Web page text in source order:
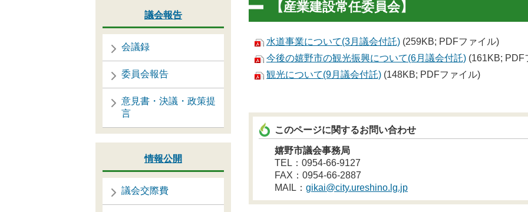
議会報告
会議録
委員会報告
意見書・決議・政策提
言
情報公開
議会交際費
【産業建設常任委員会】
水道事業について(3月議会付託) (259KB; PDFファイル)
今後の嬉野市の観光振興について(6月議会付託) (161KB; PDF
観光について(9月議会付託) (148KB; PDFファイル)
このページに関するお問い合わせ
嬉野市議会事務局
TEL：0954-66-9127
FAX：0954-66-2887
MAIL： gikai@city.ureshino.lg.jp